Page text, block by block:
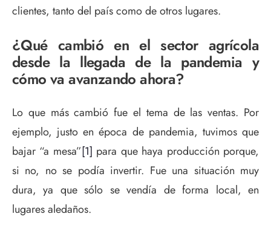
clientes, tanto del país como de otros lugares.
¿Qué cambió en el sector agrícola
desde la llegada de la pandemia y
cómo va avanzando ahora?
Lo que más cambió fue el tema de las ventas. Por
ejemplo, justo en época de pandemia, tuvimos que
bajar “a mesa”[1] para que haya producción porque,
si no, no se podía invertir. Fue una situación muy
dura, ya que sólo se vendía de forma local, en
lugares aledaños.